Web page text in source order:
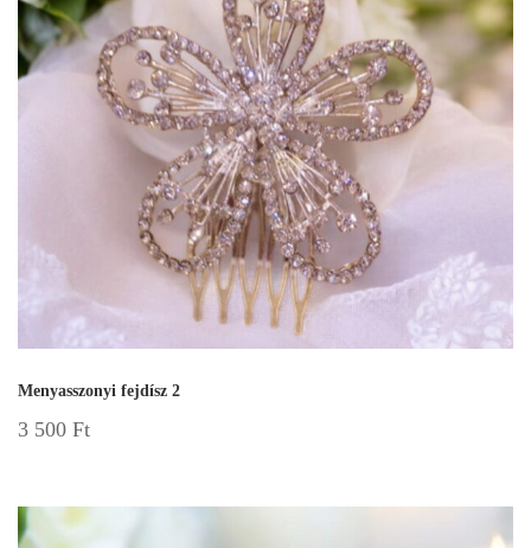
Menyasszonyi fejdísz 2
3 500 Ft